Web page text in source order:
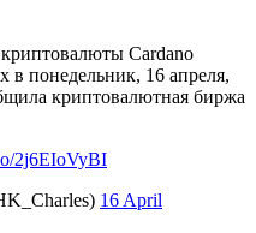
Cardano
в понедельник, 16 апреля,
криптовалютная биржа
2j6EIoVyBI
16 April